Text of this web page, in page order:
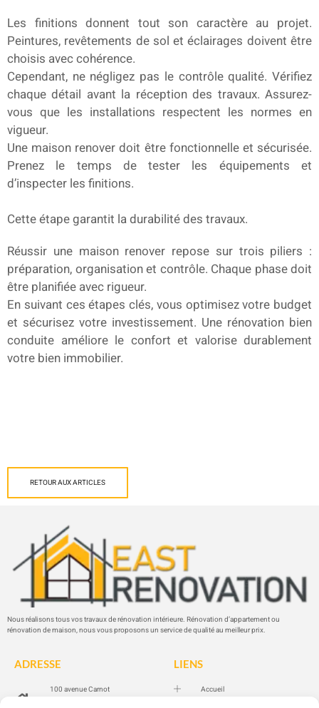
Les finitions donnent tout son caractère au projet.
Peintures, revêtements de sol et éclairages doivent être
choisis avec cohérence.
Cependant, ne négligez pas le contrôle qualité. Vérifiez
chaque détail avant la réception des travaux. Assurez-
vous que les installations respectent les normes en
vigueur.
Une maison renover doit être fonctionnelle et sécurisée.
Prenez le temps de tester les équipements et
d’inspecter les finitions.
Cette étape garantit la durabilité des travaux.
Réussir une maison renover repose sur trois piliers :
préparation, organisation et contrôle. Chaque phase doit
être planifiée avec rigueur.
En suivant ces étapes clés, vous optimisez votre budget
et sécurisez votre investissement. Une rénovation bien
conduite améliore le confort et valorise durablement
votre bien immobilier.
RETOUR AUX ARTICLES
Nous réalisons tous vos travaux de rénovation intérieure. Rénovation d’appartement ou
rénovation de maison, nous vous proposons un service de qualité au meilleur prix.
ADRESSE
100 avenue Carnot
LIENS
Accueil